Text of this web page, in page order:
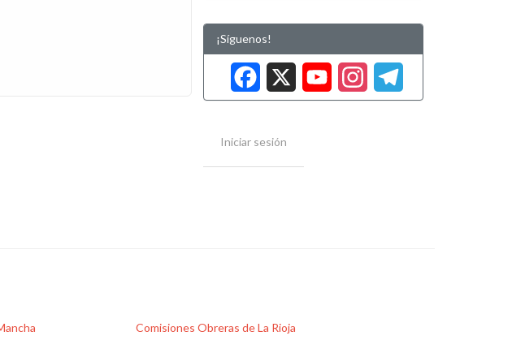
¡Síguenos!
Facebook
XYouTube
Iniciar sesión
Comisiones Obreras de La Rioja